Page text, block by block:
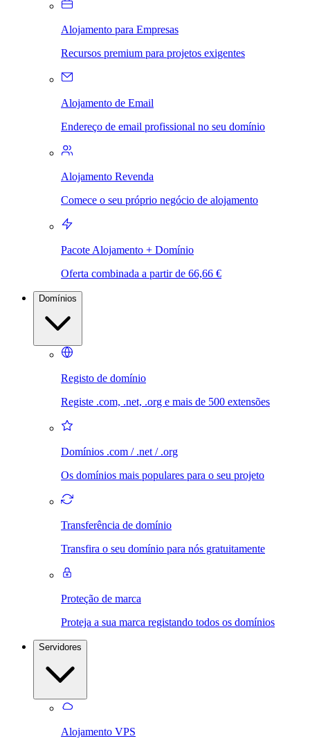
Alojamento para Empresas
Recursos premium para projetos exigentes
Alojamento de Email
Endereço de email profissional no seu domínio
Alojamento Revenda
Comece o seu próprio negócio de alojamento
Pacote Alojamento + Domínio
Oferta combinada a partir de 66,66 €
Domínios
Registo de domínio
Registe .com, .net, .org e mais de 500 extensões
Domínios .com / .net / .org
Os domínios mais populares para o seu projeto
Transferência de domínio
Transfira o seu domínio para nós gratuitamente
Proteção de marca
Proteja a sua marca registando todos os domínios
Servidores
Alojamento VPS